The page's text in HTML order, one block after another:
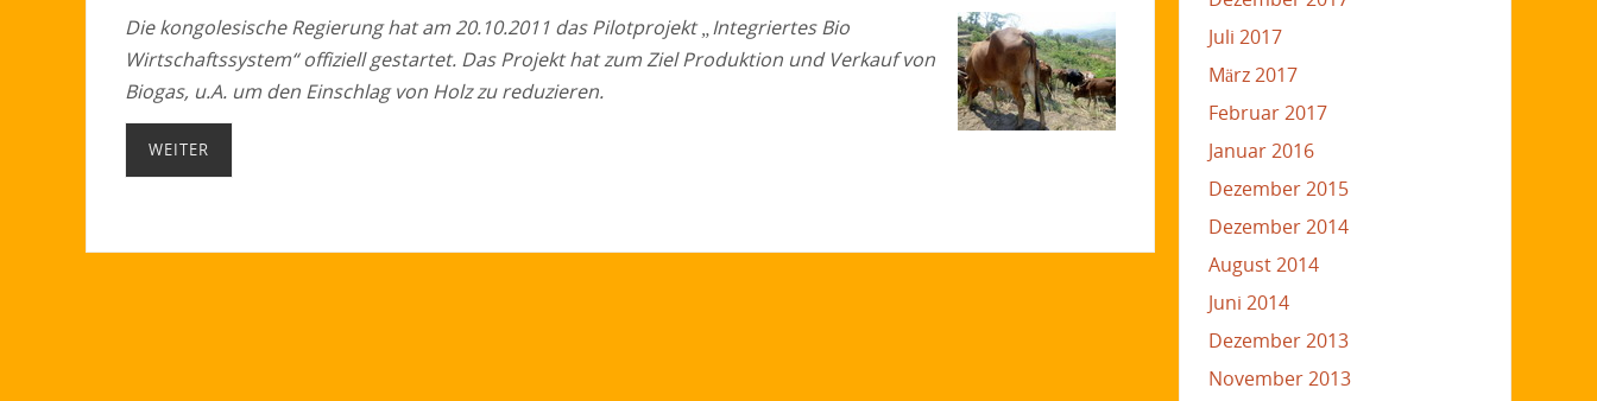
Die kongolesische Regierung hat am 20.10.2011 das Pilotprojekt „Integriertes Bio
Wirtschaftssystem“ offiziell gestartet. Das Projekt hat zum Ziel Produktion und Verkauf von
Biogas, u.A. um den Einschlag von Holz zu reduzieren.
WEITER
Juli 2017
März 2017
Februar 2017
Januar 2016
Dezember 2015
Dezember 2014
August 2014
Juni 2014
Dezember 2013
November 2013